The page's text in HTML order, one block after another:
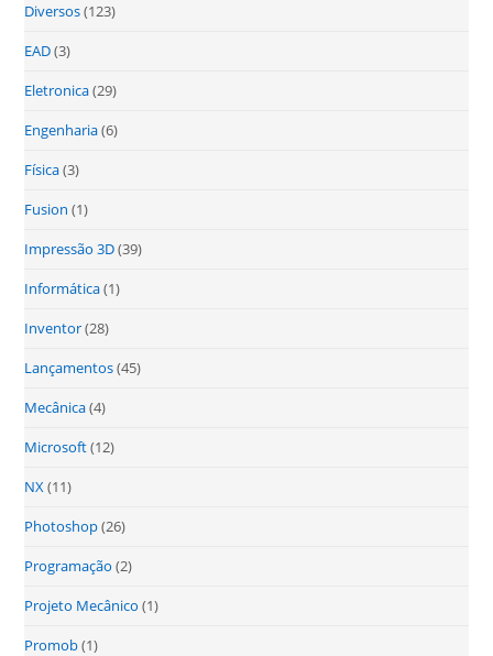
Diversos(123)
EAD(3)
Eletronica(29)
Engenharia(6)
Física(3)
Fusion (1)
Impressão 3D(39)
Informática(1)
Inventor(28)
Lançamentos(45)
Mecânica(4)
Microsoft(12)
NX(11)
Photoshop(26)
Programação (2)
Projeto Mecânico (1)
Promob(1)